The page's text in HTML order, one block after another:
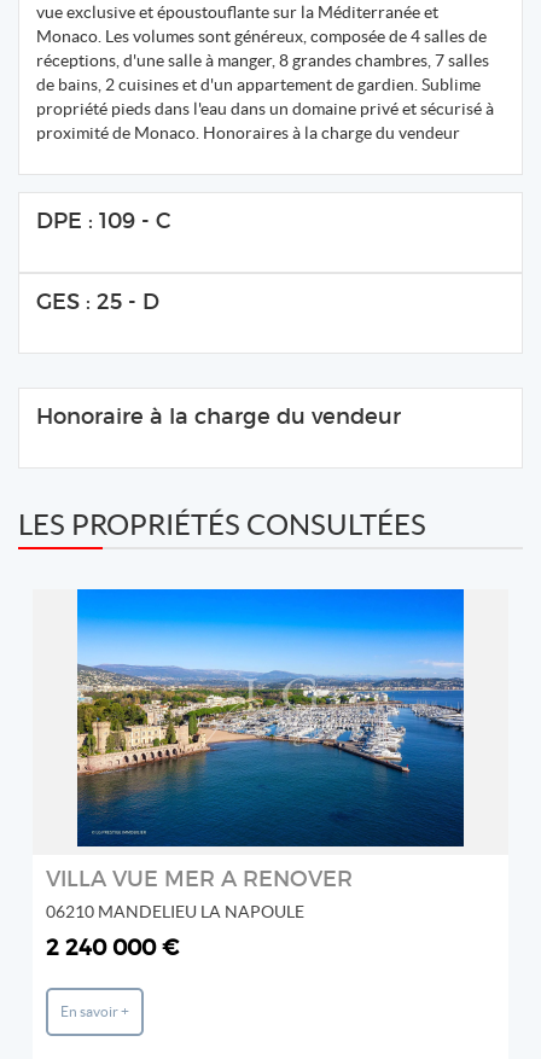
vue exclusive et époustouflante sur la Méditerranée et
Monaco. Les volumes sont généreux, composée de 4 salles de
réceptions, d'une salle à manger, 8 grandes chambres, 7 salles
de bains, 2 cuisines et d'un appartement de gardien. Sublime
propriété pieds dans l'eau dans un domaine privé et sécurisé à
proximité de Monaco. Honoraires à la charge du vendeur
DPE : 109 - C
GES : 25 - D
Honoraire à la charge du vendeur
LES PROPRIÉTÉS CONSULTÉES
REF: 87060902
LG PRESTIGE IMMOBILIER
2
VILLA VUE MER A RENOVER
06210 MANDELIEU LA NAPOULE
2 240 000 €
En savoir +